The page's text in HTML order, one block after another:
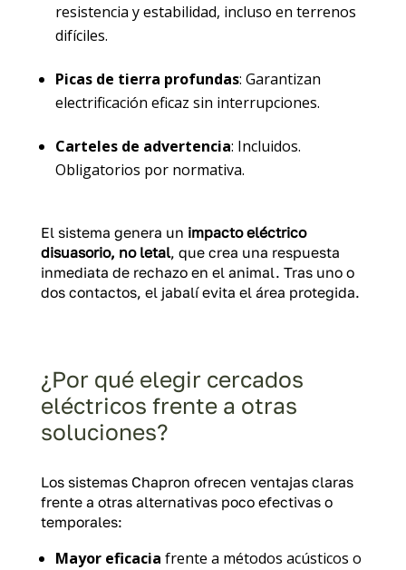
resistencia y estabilidad, incluso en terrenos
difíciles.
Picas de tierra profundas: Garantizan
electrificación eficaz sin interrupciones.
Carteles de advertencia: Incluidos.
Obligatorios por normativa.
El sistema genera un impacto eléctrico
disuasorio, no letal, que crea una respuesta
inmediata de rechazo en el animal. Tras uno o
dos contactos, el jabalí evita el área protegida.
¿Por qué elegir cercados
eléctricos frente a otras
soluciones?
Los sistemas Chapron ofrecen ventajas claras
frente a otras alternativas poco efectivas o
temporales:
Mayor eficacia frente a métodos acústicos o